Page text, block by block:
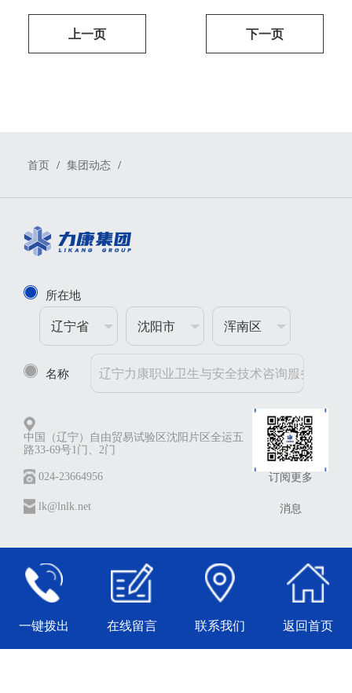
上一页 下一页
首页 / 集团动态 /
所在地
辽宁省 沈阳市 浑南区
名称
中国（辽宁）自由贸易试验区沈阳片区全运五
路33-69号1门、2门
024-23664956
lk@lnlk.net
订阅更多
消息
一键拨出 在线留言 联系我们 返回首页